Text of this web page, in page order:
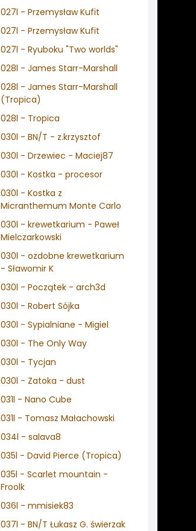
027l - Przemysław Kufit
027l - Przemysław Kufit
027l - Ryuboku "Two worlds"
028l - James Starr-Marshall
028l - James Starr-Marshall
(Tropica)
028l - Tropica
030l - BN/T - z.krzysztof
030l - Drzewiec - Maciej87
030l - Kostka - procesor
030l - Kostka z
Micranthemum Monte Carlo
030l - krewetkarium - Paweł
Mielczarkowski
030l - ozdobne krewetkarium
- Sławomir K
030l - Początek - arch3d
030l - Robert Sójka
030l - Sypialniane - Migiel
030l - The Only Way
030l - Tycjan
030l - Zatoka - dust
031l - Nano Cube
031l - Tomasz Małachowski
034l - salava8
035l - David Pierce (Tropica)
035l - Scarlet mountain -
Froolk
036l - mmisiek83
037l - BN/T Łukasz G. świerzak